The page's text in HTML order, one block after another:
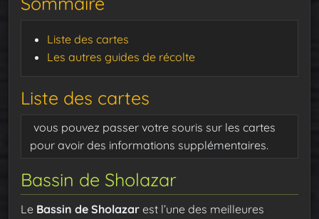
Liste des cartes
Les autres guides de récolte
Liste des cartes
vous pouvez passer votre souris sur les cartes
pour avoir des informations supplémentaires.
Bassin de Sholazar
Le Bassin de Sholazar est l’une des meilleures